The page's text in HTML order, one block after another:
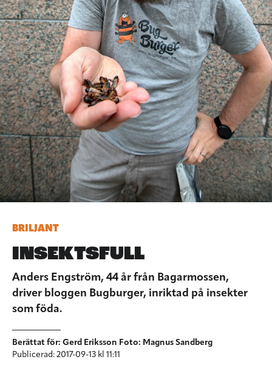
BRILJANT
INSEKTSFULL
Anders Engström, 44 år från Bagarmossen,
driver bloggen Bugburger, inriktad på insekter
som föda.
Berättat för: Gerd Eriksson Foto: Magnus Sandberg
Publicerad: 2017-09-13 kl 11:11